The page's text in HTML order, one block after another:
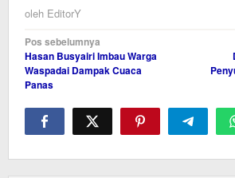
oleh EditorY
Navigasi
pos
Pos sebelumnya
Hasan Busyairi Imbau Warga
Waspadai Dampak Cuaca
Panas